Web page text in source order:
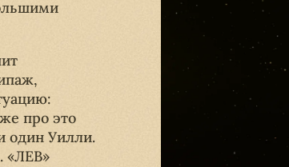
про это
один Уилли.
«ЛЕВ»